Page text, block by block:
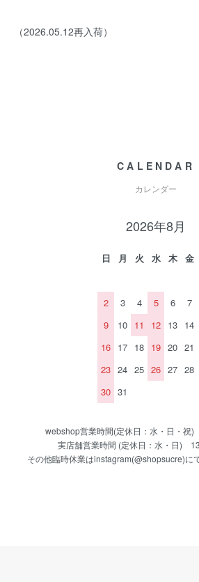
（2026.05.12再入荷）
CALENDAR
カレンダー
2026年8月
日 月 火 水 木 金
2
3 4 5 6 7
9
10 11 12 13 14
16 17 18 19 20 21
23 24 25 26 27 28
30 31
webshop営業時間(定休日：水・日・
実店舗営業時間 (定休日：水・日)
その他臨時休業はinstagram(@shopsucre)に